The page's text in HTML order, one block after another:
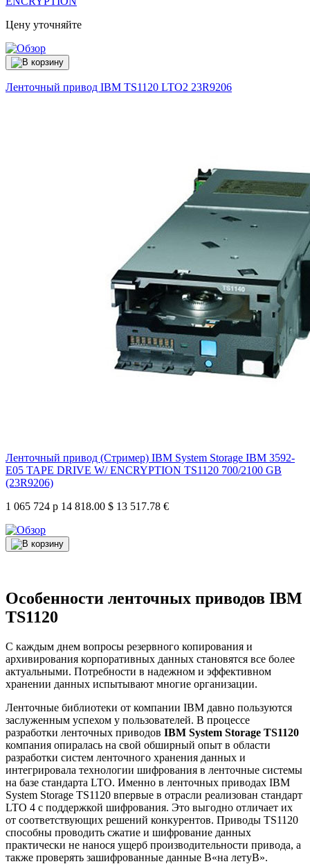
Цену уточняйте
Ленточный привод IBM TS1120 LTO2 23R9206
Ленточный привод (Стример) IBM System Storage IBM 3592-
E05 TAPE DRIVE W/ ENCRYPTION TS1120 700/2100 GB
(23R9206)
1 065 724 р 14 818.00 $ 13 517.78 €
Особенности ленточных приводов IBM
TS1120
С каждым днем вопросы резервного копирования и
архивирования корпоративных данных становятся все более
актуальными. Потребности в надежном и эффективном
хранении данных испытывают многие организации.
Ленточные библиотеки от компании IBM давно пользуются
заслуженным успехом у пользователей. В процессе
разработки ленточных приводов IBM System Storage TS1120
компания опиралась на свой обширный опыт в области
разработки систем ленточного хранения данных и
интегрировала технологии шифрования в ленточные системы
на базе стандарта LTO. Именно в ленточных приводах IBM
System Storage TS1120 впервые в отрасли реализован стандарт
LTO 4 с поддержкой шифрования. Это выгодно отличает их
от соответствующих решений конкурентов. Приводы TS1120
способны проводить сжатие и шифрование данных
практически не нанося ущерб производительности привода, а
также проверять зашифрованные данные В«на летуВ».